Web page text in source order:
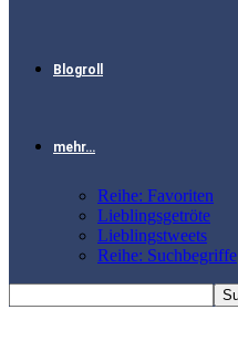
Blogroll
mehr…
Reihe: Favoriten
Lieblingsgetröte
Lieblingstweets
Reihe: Suchbegriffe